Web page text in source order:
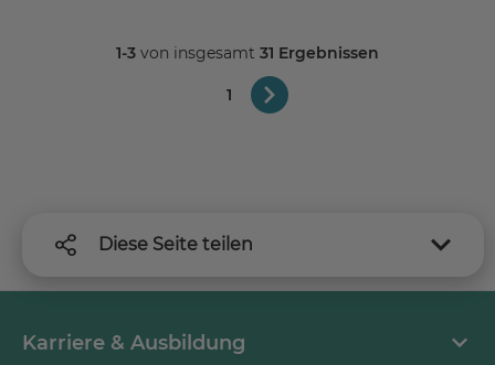
1
1-3 von insgesamt 31 Ergebnissen
Diese Seite teilen
Karriere & Ausbildung